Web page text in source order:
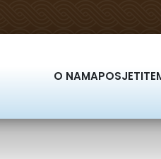
O NAMAPOSJETITE